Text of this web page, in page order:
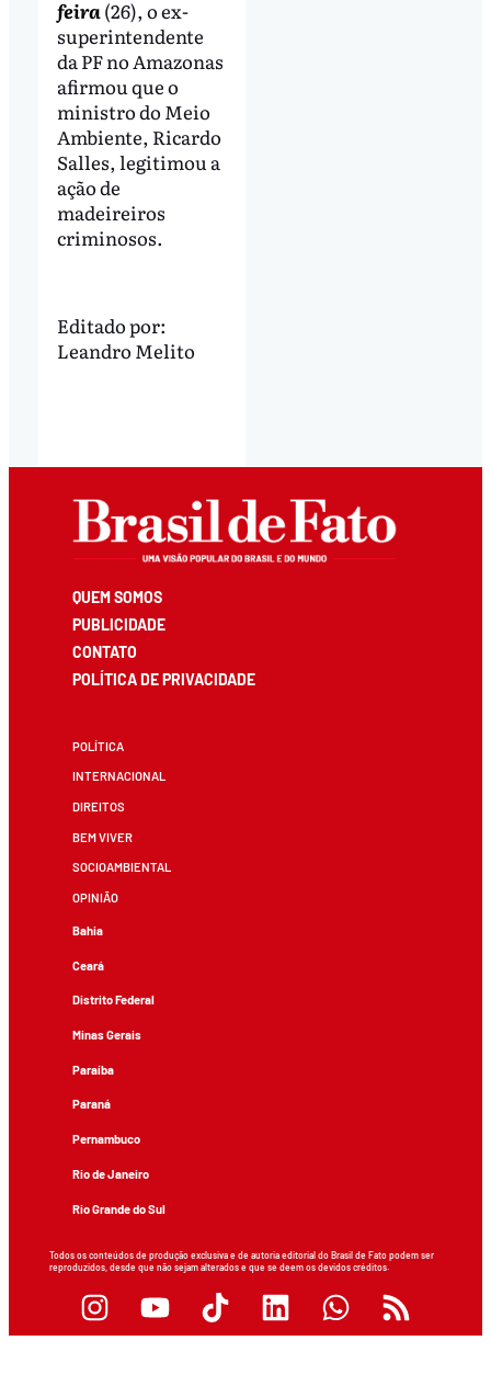
feira(26), o ex-
superintendente
da PF no Amazonas
afirmou que o
ministro do Meio
Ambiente, Ricardo
Salles, legitimou a
ação de
madeireiros
criminosos.
Editado por:
Leandro Melito
QUEM SOMOS
PUBLICIDADE
CONTATO
POLÍTICA DE PRIVACIDADE
POLÍTICA
INTERNACIONAL
DIREITOS
BEM VIVER
SOCIOAMBIENTAL
OPINIÃO
Bahia
Ceará
Distrito Federal
Minas Gerais
Paraíba
Paraná
Pernambuco
Rio de Janeiro
Rio Grande do Sul
Todos os conteúdos de produção exclusiva e de autoria editorial do Brasil de Fato podem ser
reproduzidos, desde que não sejam alterados e que se deem os devidos créditos.